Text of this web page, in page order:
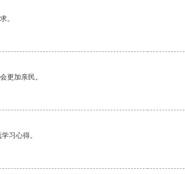
。
更加亲民。
习心得。